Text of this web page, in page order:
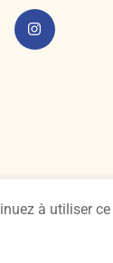
à utiliser